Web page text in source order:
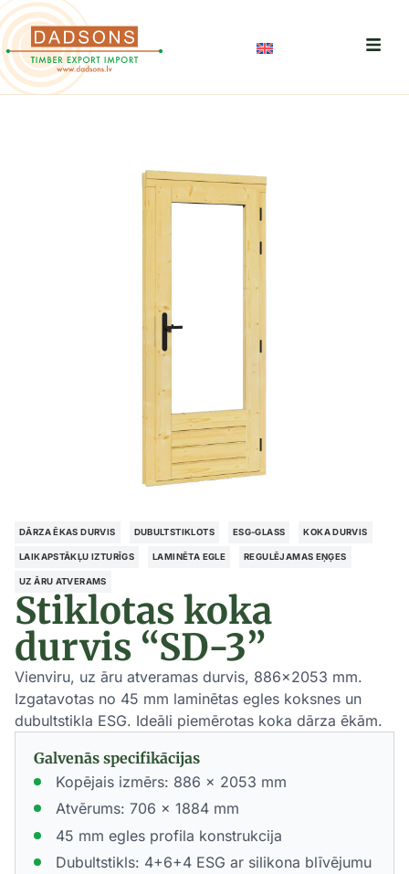
DĀRZA ĒKAS DURVIS DUBULTSTIKLOTS ESG-GLASS KOKA DURVIS
LAIKAPSTĀKĻU IZTURĪGS LAMINĒTA EGLE REGULĒJAMAS EŅĢES
UZ ĀRU ATVERAMS
Stiklotas koka
durvis “SD-3”
Vienviru, uz āru atveramas durvis, 886×2053 mm.
Izgatavotas no 45 mm laminētas egles koksnes un
dubultstikla ESG. Ideāli piemērotas koka dārza ēkām.
Galvenās specifikācijas
Kopējais izmērs: 886 x 2053 mm
Atvērums: 706 x 1884 mm
45 mm egles profila konstrukcija
Dubultstikls: 4+6+4 ESG ar silikona blīvējumu